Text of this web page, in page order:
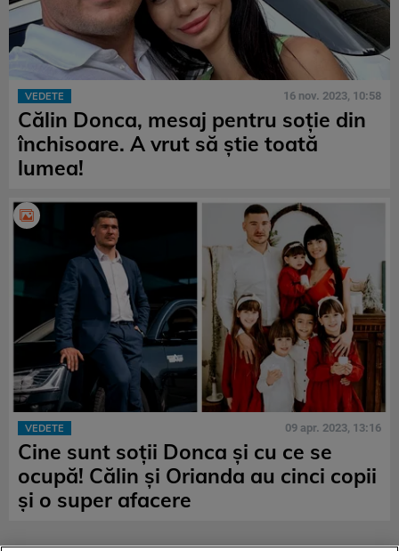
VEDETE 16 nov. 2023, 10:58
Călin Donca, mesaj pentru soție din
închisoare. A vrut să știe toată
lumea!
VEDETE 09 apr. 2023, 13:16
Cine sunt soții Donca și cu ce se
ocupă! Călin și Orianda au cinci copii
și o super afacere